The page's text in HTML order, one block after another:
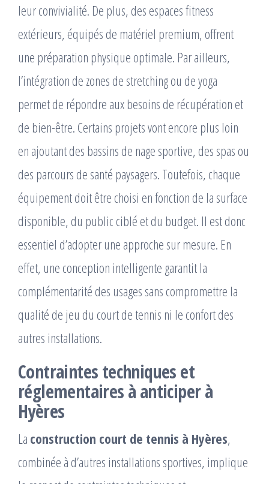
leur convivialité. De plus, des espaces fitness
extérieurs, équipés de matériel premium, offrent
une préparation physique optimale. Par ailleurs,
l’intégration de zones de stretching ou de yoga
permet de répondre aux besoins de récupération et
de bien-être. Certains projets vont encore plus loin
en ajoutant des bassins de nage sportive, des spas ou
des parcours de santé paysagers. Toutefois, chaque
équipement doit être choisi en fonction de la surface
disponible, du public ciblé et du budget. Il est donc
essentiel d’adopter une approche sur mesure. En
effet, une conception intelligente garantit la
complémentarité des usages sans compromettre la
qualité de jeu du court de tennis ni le confort des
autres installations.
Contraintes techniques et
réglementaires à anticiper à
Hyères
La construction court de tennis à Hyères,
combinée à d’autres installations sportives, implique